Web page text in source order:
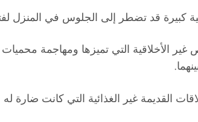
قد تضطر إلى الجلوس في المنزل لفترة
الأخلاقية التي تميزها ومهاجمة
القديمة غير الغذائية التي كانت ضارة له